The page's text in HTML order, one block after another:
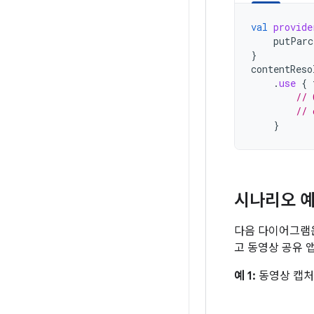
val
}
.use {
//
//
}
시나리오
다음 다이어그
고 동영상 공유
예 1: 동영상 캡